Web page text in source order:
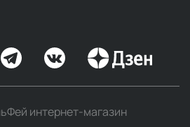
интернет-магазин